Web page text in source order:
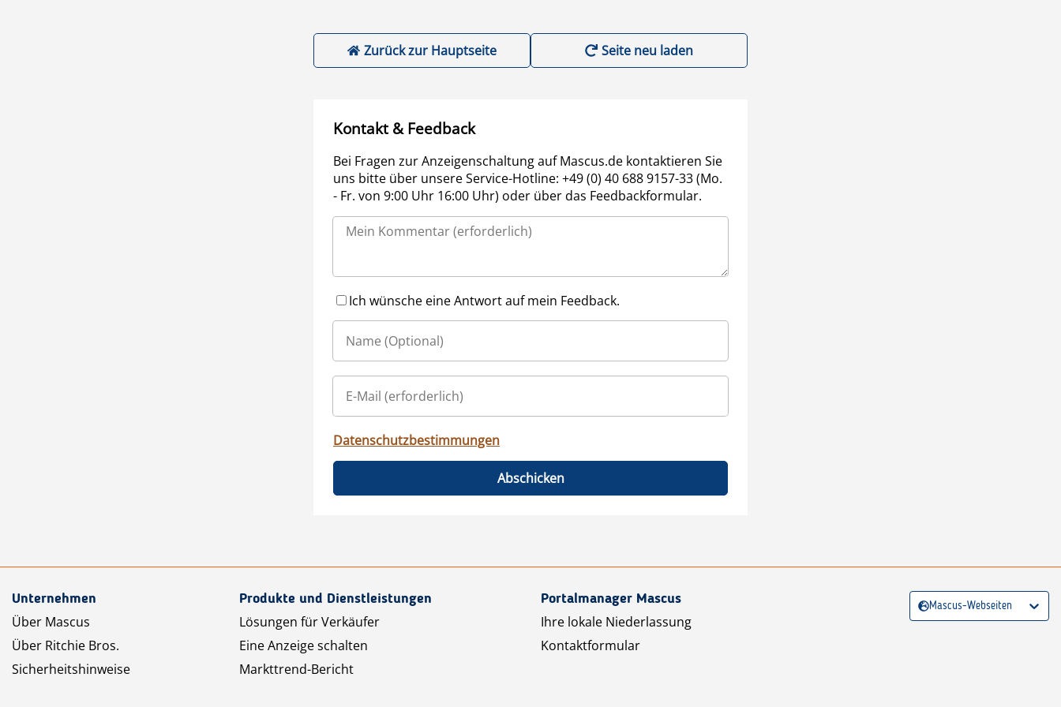
Zurück zur Hauptseite Seite neu laden
Kontakt & Feedback
Bei Fragen zur Anzeigenschaltung auf Mascus.de kontaktieren Sie
uns bitte über unsere Service-Hotline: +49 (0) 40 688 9157-33 (Mo.
- Fr. von 9:00 Uhr 16:00 Uhr) oder über das Feedbackformular.
Ich wünsche eine Antwort auf mein Feedback.
Datenschutzbestimmungen
Abschicken
Unternehmen
Über Mascus
Über Ritchie Bros.
Sicherheitshinweise
Produkte und Dienstleistungen
Lösungen für Verkäufer
Eine Anzeige schalten
Markttrend-Bericht
Portalmanager Mascus
Ihre lokale Niederlassung
Kontaktformular
Mascus-Webseiten